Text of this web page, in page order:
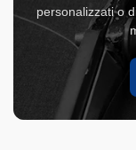
personalizzati o